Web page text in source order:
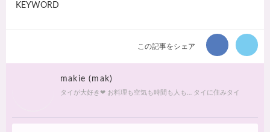
KEYWORD
この記事をシェア
makie (mak)
タイが大好き❤ お料理も空気も時間も人も… タイに住みタイ